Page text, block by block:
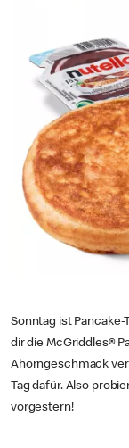
Sonntag ist Pancake-
dir die McGriddles®
Ahorngeschmack
Tag dafür. Also
vorgestern!